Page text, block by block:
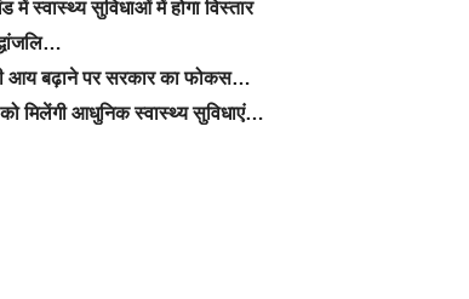
स्वास्थ्य सुविधाओं में होगा विस्तार
आय बढ़ाने पर सरकार का फोकस…
मिलेंगी आधुनिक स्वास्थ्य सुविधाएं…